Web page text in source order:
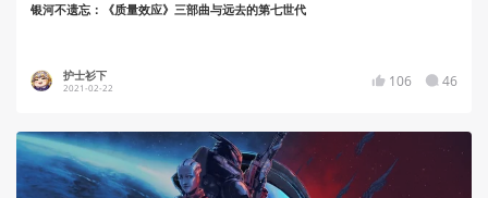
银河不遗忘：《质量效应》三部曲与远去的第七世代
护士衫下
2021-02-22 106 46